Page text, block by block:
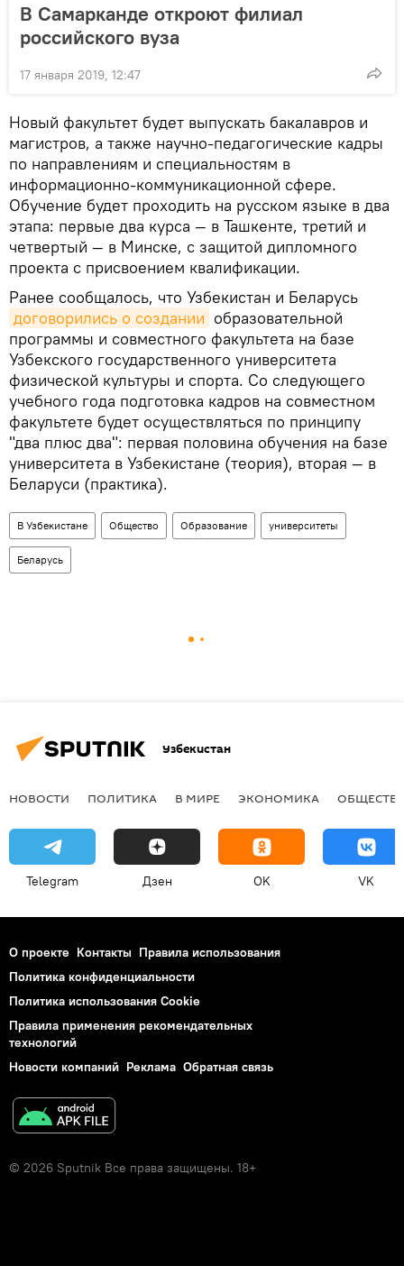
В Самарканде откроют филиал
российского вуза
17 января 2019, 12:47
Новый факультет будет выпускать бакалавров и
магистров, а также научно-педагогические кадры
по направлениям и специальностям в
информационно-коммуникационной сфере.
Обучение будет проходить на русском языке в два
этапа: первые два курса — в Ташкенте, третий и
четвертый — в Минске, с защитой дипломного
проекта с присвоением квалификации.
Ранее сообщалось, что Узбекистан и Беларусь
договорились о создании образовательной
программы и совместного факультета на базе
Узбекского государственного университета
физической культуры и спорта. Со следующего
учебного года подготовка кадров на совместном
факультете будет осуществляться по принципу
"два плюс два": первая половина обучения на базе
университета в Узбекистане (теория), вторая — в
Беларуси (практика).
В Узбекистане Общество Образование университеты
Беларусь
Узбекистан
НОВОСТИ ПОЛИТИКА В МИРЕ ЭКОНОМИКА
Telegram Дзен OK VK
О проекте Контакты Правила использования
Политика конфиденциальности
Политика использования Cookie
Правила применения рекомендательных
технологий
Новости компаний Реклама Обратная связь
© 2026 Sputnik Все права защищены. 18+